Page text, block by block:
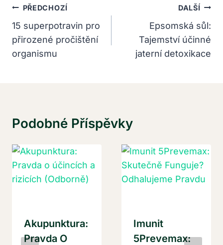
Navigace
Pro
Příspěvek
PŘEDCHOZÍ
15 superpotravin pro
přirozené pročištění
organismu
DALŠÍ
Epsomská sůl:
Tajemství účinné
jaterní detoxikace
Podobné Příspěvky
Akupunktura:
Pravda O
Imunit
5Prevemax: